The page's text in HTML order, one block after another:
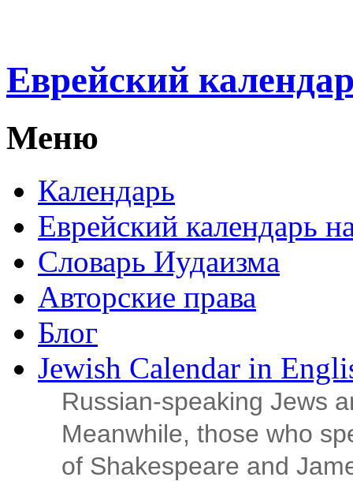
Еврейский
Меню
Календарь
Еврейский календарь
Словарь Иудаизма
Авторские права
Блог
Jewish Calendar in
Russian‑speaking Jews
Meanwhile, those who
of Shakespeare and